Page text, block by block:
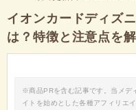
イオンカードディズ
は？特徴と注意点を
※商品PRを含む記事です。当メデ
イトを始めとした各種アフィリエ